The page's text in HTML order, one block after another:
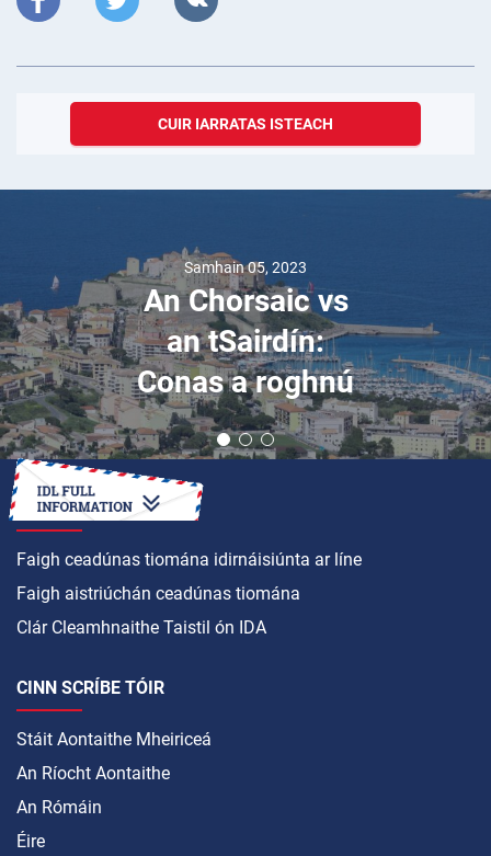
CUIR IARRATAS ISTEACH
Samhain 05, 2023
An Chorsaic vs
an tSairdín:
Conas a roghnú
CONAS A
Faigh ceadúnas tiomána idirnáisiúnta ar líne
Faigh aistriúchán ceadúnas tiomána
Clár Cleamhnaithe Taistil ón IDA
CINN SCRÍBE TÓIR
Stáit Aontaithe Mheiriceá
An Ríocht Aontaithe
An Rómáin
Éire